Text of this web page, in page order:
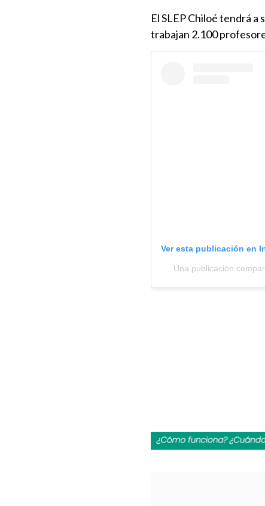
El SLEP Chiloé tendrá a
trabajan 2.100
Ver esta publicación en
Una publicación